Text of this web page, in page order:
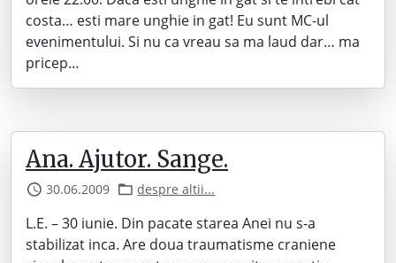
costa… esti mare unghie in gat! Eu sunt MC-ul
evenimentului. Si nu ca vreau sa ma laud dar… ma
pricep…
Ana. Ajutor. Sange.
30.06.2009 despre altii...
L.E. – 30 iunie. Din pacate starea Anei nu s-a
stabilizat inca. Are doua traumatisme craniene